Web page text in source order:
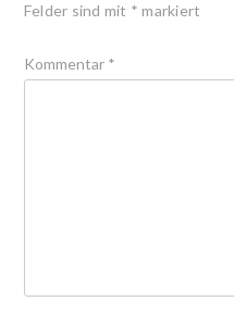
Felder sind mit * markiert
Kommentar *